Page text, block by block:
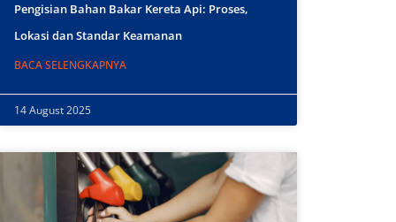
Pengisian Bahan Bakar Kereta Api: Proses,
Lokasi dan Standar Keamanan
BACA SELENGKAPNYA
14 August 2025